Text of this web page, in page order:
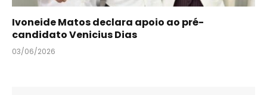
Ivoneide Matos declara apoio ao pré-
candidato Venicius Dias
03/06/2026